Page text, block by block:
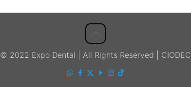
© 2022 Expo Dental | All Rights Reserved | CIODEC